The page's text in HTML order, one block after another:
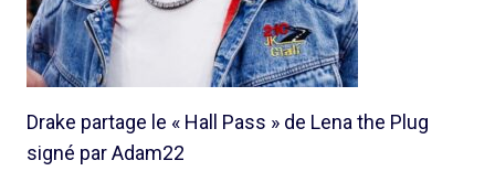
Drake partage le « Hall Pass » de Lena the Plug
signé par Adam22